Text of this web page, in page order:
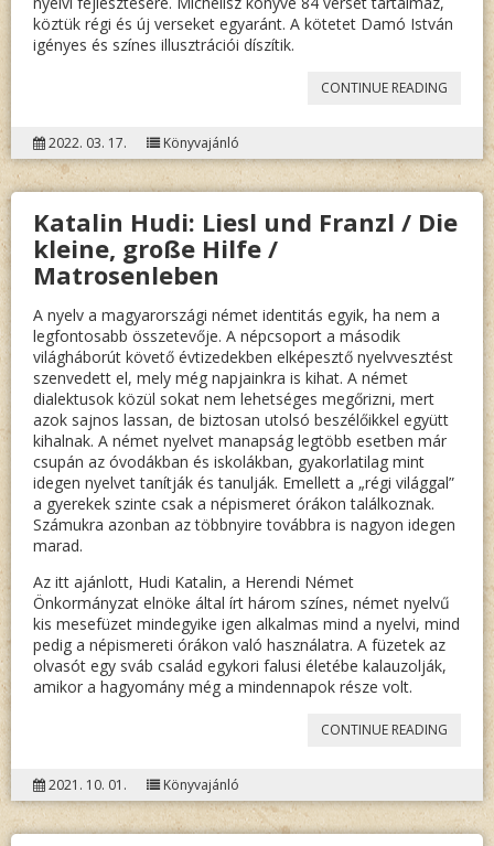
köztük régi és új verseket egyaránt. A kötetet Damó István
igényes és színes illusztrációi díszítik.
CONTINUE READING
2022. 03. 17. Könyvajánló
Katalin Hudi: Liesl und Franzl / Die
kleine, große Hilfe /
Matrosenleben
A nyelv a magyarországi német identitás egyik, ha nem a
legfontosabb összetevője. A népcsoport a második
világháborút követő évtizedekben elképesztő nyelvvesztést
szenvedett el, mely még napjainkra is kihat. A német
dialektusok közül sokat nem lehetséges megőrizni, mert
azok sajnos lassan, de biztosan utolsó beszélőikkel együtt
kihalnak. A német nyelvet manapság legtöbb esetben már
csupán az óvodákban és iskolákban, gyakorlatilag mint
idegen nyelvet tanítják és tanulják. Emellett a „régi világgal”
a gyerekek szinte csak a népismeret órákon találkoznak.
Számukra azonban az többnyire továbbra is nagyon idegen
marad.
Az itt ajánlott, Hudi Katalin, a Herendi Német
Önkormányzat elnöke által írt három színes, német nyelvű
kis mesefüzet mindegyike igen alkalmas mind a nyelvi, mind
pedig a népismereti órákon való használatra. A füzetek az
olvasót egy sváb család egykori falusi életébe kalauzolják,
amikor a hagyomány még a mindennapok része volt.
CONTINUE READING
UND
2021. 10. 01. Könyvajánló